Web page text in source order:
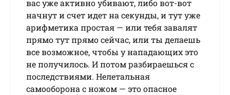
вас уже активно убивают, либо вот-вот
начнут и счет идет на секунды, и тут уже
арифметика простая — или тебя завалят
прямо тут прямо сейчас, или ты делаешь
все возможное, чтобы у нападающих это
не получилось. И потом разбираешься с
последствиями. Нелетальная
самооборона с ножом — это опасное